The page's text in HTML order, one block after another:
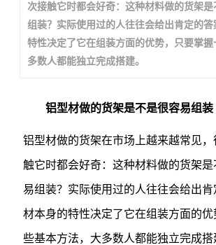
次接触它时都会好奇：这种材料做的货架
组装？实际使用过的人往往会给出肯定的
特性决定了它在组装方面的优势，只要掌
多数人都能独立完成搭建。
铝型材做的货架是不是很容易组装
铝型材做的货架在市场上越来越常见
触它时都会好奇：这种材料做的货架
易组装？实际使用过的人往往会给出
材本身的特性决定了它在组装方面的
些基本方法，大多数人都能独立完成搭